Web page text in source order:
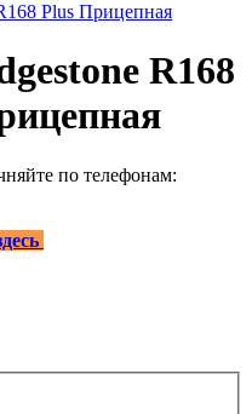
R168
по телефонам: